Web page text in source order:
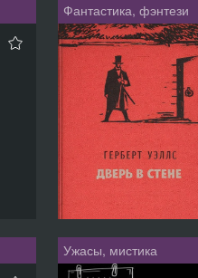
Фантастика, фэнтези
Ужасы, мистика